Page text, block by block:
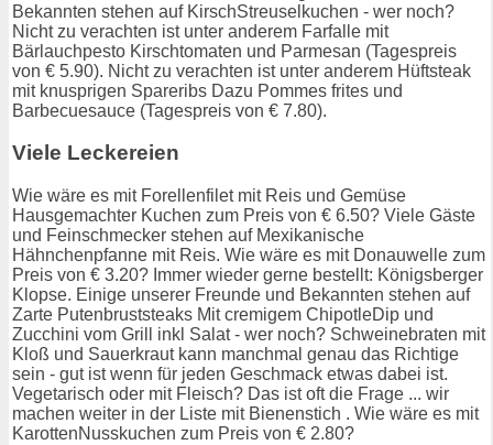
Bekannten stehen auf KirschStreuselkuchen - wer noch?
Nicht zu verachten ist unter anderem Farfalle mit
Bärlauchpesto Kirschtomaten und Parmesan (Tagespreis
von € 5.90). Nicht zu verachten ist unter anderem Hüftsteak
mit knusprigen Spareribs Dazu Pommes frites und
Barbecuesauce (Tagespreis von € 7.80).
Viele Leckereien
Wie wäre es mit Forellenfilet mit Reis und Gemüse
Hausgemachter Kuchen zum Preis von € 6.50? Viele Gäste
und Feinschmecker stehen auf Mexikanische
Hähnchenpfanne mit Reis. Wie wäre es mit Donauwelle zum
Preis von € 3.20? Immer wieder gerne bestellt: Königsberger
Klopse. Einige unserer Freunde und Bekannten stehen auf
Zarte Putenbruststeaks Mit cremigem ChipotleDip und
Zucchini vom Grill inkl Salat - wer noch? Schweinebraten mit
Kloß und Sauerkraut kann manchmal genau das Richtige
sein - gut ist wenn für jeden Geschmack etwas dabei ist.
Vegetarisch oder mit Fleisch? Das ist oft die Frage ... wir
machen weiter in der Liste mit Bienenstich . Wie wäre es mit
KarottenNusskuchen zum Preis von € 2.80?